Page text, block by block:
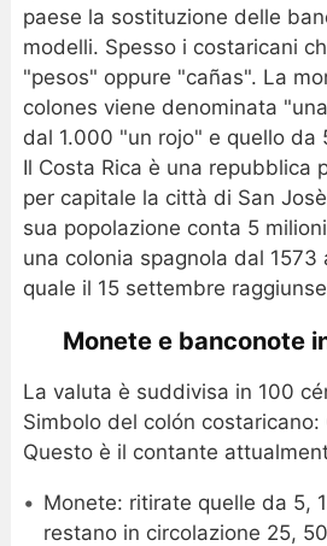
paese la sostituzione delle
modelli. Spesso i costaricani
"pesos" oppure "cañas". La
colones viene denominata
dal 1.000 "un rojo" e quello da
Il Costa Rica è una repubblica
per capitale la città di San
sua popolazione conta 5
una colonia spagnola dal 1573
quale il 15 settembre
Monete e banconote
La valuta è suddivisa in 100
Simbolo del colón costaricano:
Questo è il contante
Monete: ritirate quelle da 5,
restano in circolazione 25,